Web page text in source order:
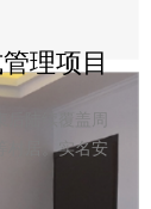
陆续覆盖周
村居。实名安
理项目